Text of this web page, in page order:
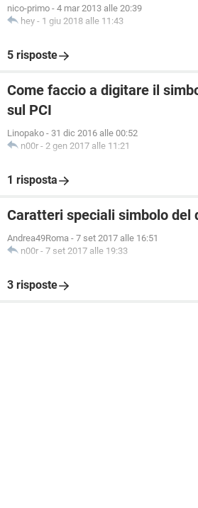
nico-primo - 4 mar 2013 alle 20:39
hey - 1 giu 2018 alle 11:43
5 risposte
Come faccio a digitare il
sul PCI
Linopako - 31 dic 2016 alle 00:52
n00r - 2 gen 2017 alle 11:21
1 risposta
Caratteri speciali simbolo del
Andrea49Roma - 7 set 2017 alle 16:51
n00r - 7 set 2017 alle 19:33
3 risposte